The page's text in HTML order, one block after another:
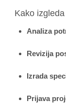
Kako
Analiza
Revizija
Izrada
Prijava